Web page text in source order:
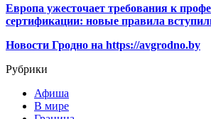
Европа ужесточает требования к
сертификации: новые правила
Новости Гродно на https://avgrodno.by
Рубрики
Афиша
В мире